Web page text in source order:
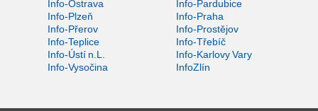
Info-Ostrava
Info-Pardubice
Info-Plzeň
Info-Praha
Info-Přerov
Info-Prostějov
Info-Teplice
Info-Třebíč
Info-Ústí n.L.
Info-Karlovy Vary
Info-Vysočina
InfoZlín